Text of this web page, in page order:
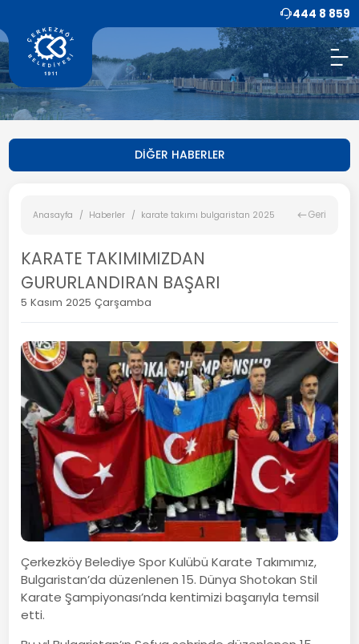
444 8 859
DİĞER HABERLER
Anasayfa Haberler karate takımı bulgaristan 2025 Geri
KARATE TAKIMIMIZDAN
GURURLANDIRAN BAŞARI
5 Kasım 2025 Çarşamba
Çerkezköy Belediye Spor Kulübü Karate Takımımız,
Bulgaristan’da düzenlenen 15. Dünya Shotokan Stil
Karate Şampiyonası’nda kentimizi başarıyla temsil
etti.